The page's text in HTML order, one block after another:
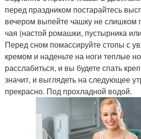
перед праздником постарайтесь
вечером выпейте чашку не слишком
чая (настой ромашки, пустырника
Перед сном помассируйте стопы с
кремом и наденьте на ноги теплые
расслабиться, и вы будете спать
значит, и выглядеть на следующее
прекрасно. Под прохладной водой.